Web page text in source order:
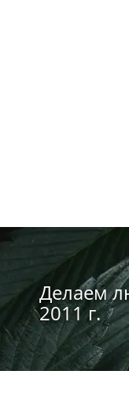
Делаем
2011 г.